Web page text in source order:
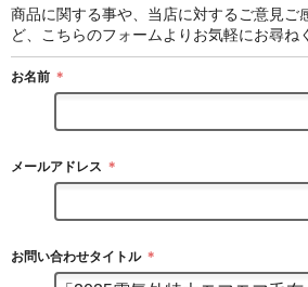
商品に関する事や、当店に対するご意見ご
ど、こちらのフォームよりお気軽にお尋ね
お名前 ＊
メールアドレス ＊
お問い合わせタイトル ＊